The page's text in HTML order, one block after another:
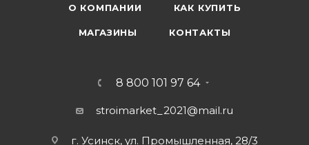
О КОМПАНИИ КАК КУПИТЬ
МАГАЗИНЫ КОНТАКТЫ
8 800 101 97 64
stroimarket_2021@mail.ru
г. Усинск, ул. Промышленная, 28/3